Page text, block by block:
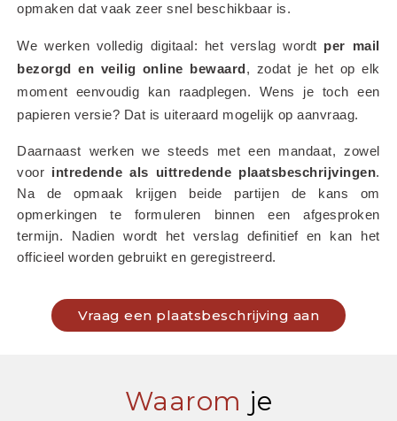
opmaken dat vaak zeer snel beschikbaar is.
We werken volledig digitaal: het verslag wordt per mail
bezorgd en veilig online bewaard , zodat je het op elk
moment eenvoudig kan raadplegen. Wens je toch een
papieren versie? Dat is uiteraard mogelijk op aanvraag.
Daarnaast werken we steeds met een mandaat, zowel
voor intredende als uittredende plaatsbeschrijvingen.
Na de opmaak krijgen beide partijen de kans om
opmerkingen te formuleren binnen een afgesproken
termijn. Nadien wordt het verslag definitief en kan het
officieel worden gebruikt en geregistreerd.
Vraag een plaatsbeschrijving aan
Waarom je